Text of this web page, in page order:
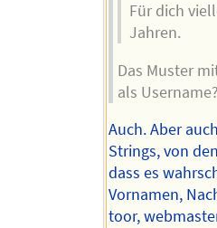
Für dich
Jahren.
Das Muster
als Username?
Auch. Aber
Strings, von
dass es
Vornamen,
toor,